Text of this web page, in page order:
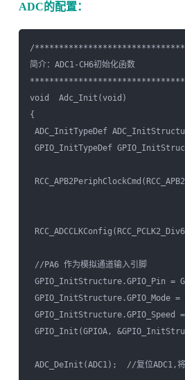
ADC的配置：
/
简介：ADC1-CH6初始化函数
void  Adc_Init(void)
{
ADC_InitTypeDef
GPIO_InitTypeDef
//PA6 作为模拟通
GPIO_InitStructure.GPIO_Pin =
GPIO_InitStructure.GPIO_Mode =
GPIO_InitStructure.GPIO_Speed =
GPIO_Init(GPIOA,
ADC_DeInit(ADC1);  //复位ADC1,将